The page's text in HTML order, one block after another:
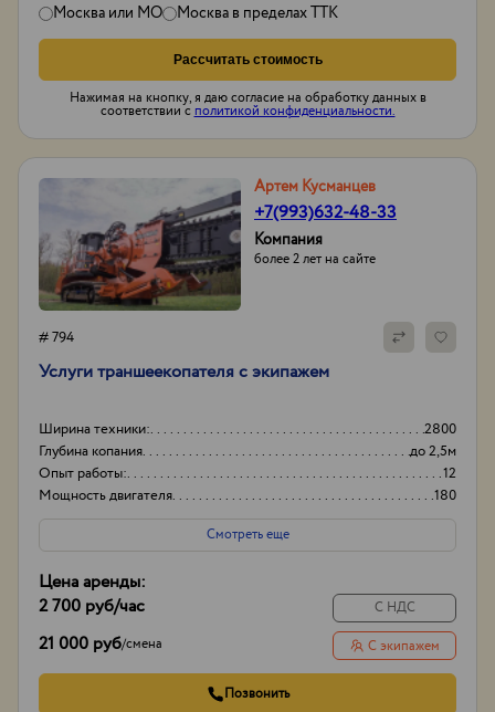
Москва или МО Москва в пределах ТТК
Рассчитать стоимость
Нажимая на кнопку, я даю согласие на обработку данных в
соответствии с политикой конфиденциальности.
Артем Кусманцев
+7(993)632-48-33
Компания
более 2 лет на сайте
# 794
Услуги траншеекопателя с экипажем
Ширина техники:
2800
Глубина копания
до 2,5м
Опыт работы:
12
Мощность двигателя
180
Смотреть еще
Цена аренды:
2 700 руб/час
21 000 руб/смена
С НДС
С экипажем
Позвонить